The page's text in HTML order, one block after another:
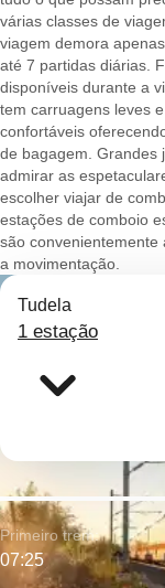
várias classes de
viagem demora
até 7 partidas diárias.
disponíveis durante a
tem carruagens leves
confortáveis
de bagagem. Grandes
admirar as
escolher viajar de
estações de comboio
são convenientemente
a movimentação.
Tudela
1 estação
Primeiro trem:
07:25